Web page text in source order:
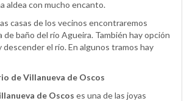
aldea con mucho encanto.
casas de los vecinos encontraremos
de baño del río Agueira. También hay opción
descender el río. En algunos tramos hay
de Villanueva de Oscos
de Oscos es una de las joyas